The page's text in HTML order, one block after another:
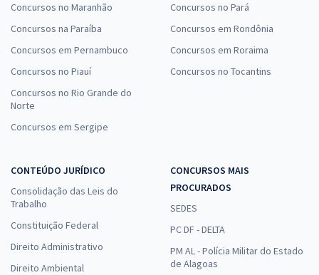
Concursos no Maranhão
Concursos na Paraíba
Concursos em Pernambuco
Concursos no Piauí
Concursos no Rio Grande do
Norte
Concursos em Sergipe
Concursos no Pará
Concursos em Rondônia
Concursos em Roraima
Concursos no Tocantins
CONTEÚDO JURÍDICO
Consolidação das Leis do
Trabalho
Constituição Federal
Direito Administrativo
Direito Ambiental
CONCURSOS MAIS
PROCURADOS
SEDES
PC DF - DELTA
PM AL - Polícia Militar do Estado
de Alagoas